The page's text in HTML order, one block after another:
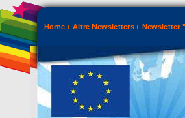
Home Altre Newsletters Newsletter